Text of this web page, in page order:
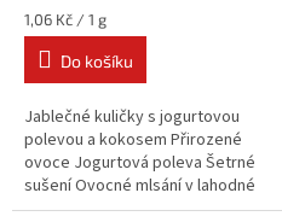
Měrná
cena:
1,06 Kč / 1 g
Do košíku
Jablečné kuličky s jogurtovou
polevou a kokosem Přirozené
ovoce Jogurtová poleva Šetrné
sušení Ovocné mlsání v lahodné
polevě. Jablečné kuličky...